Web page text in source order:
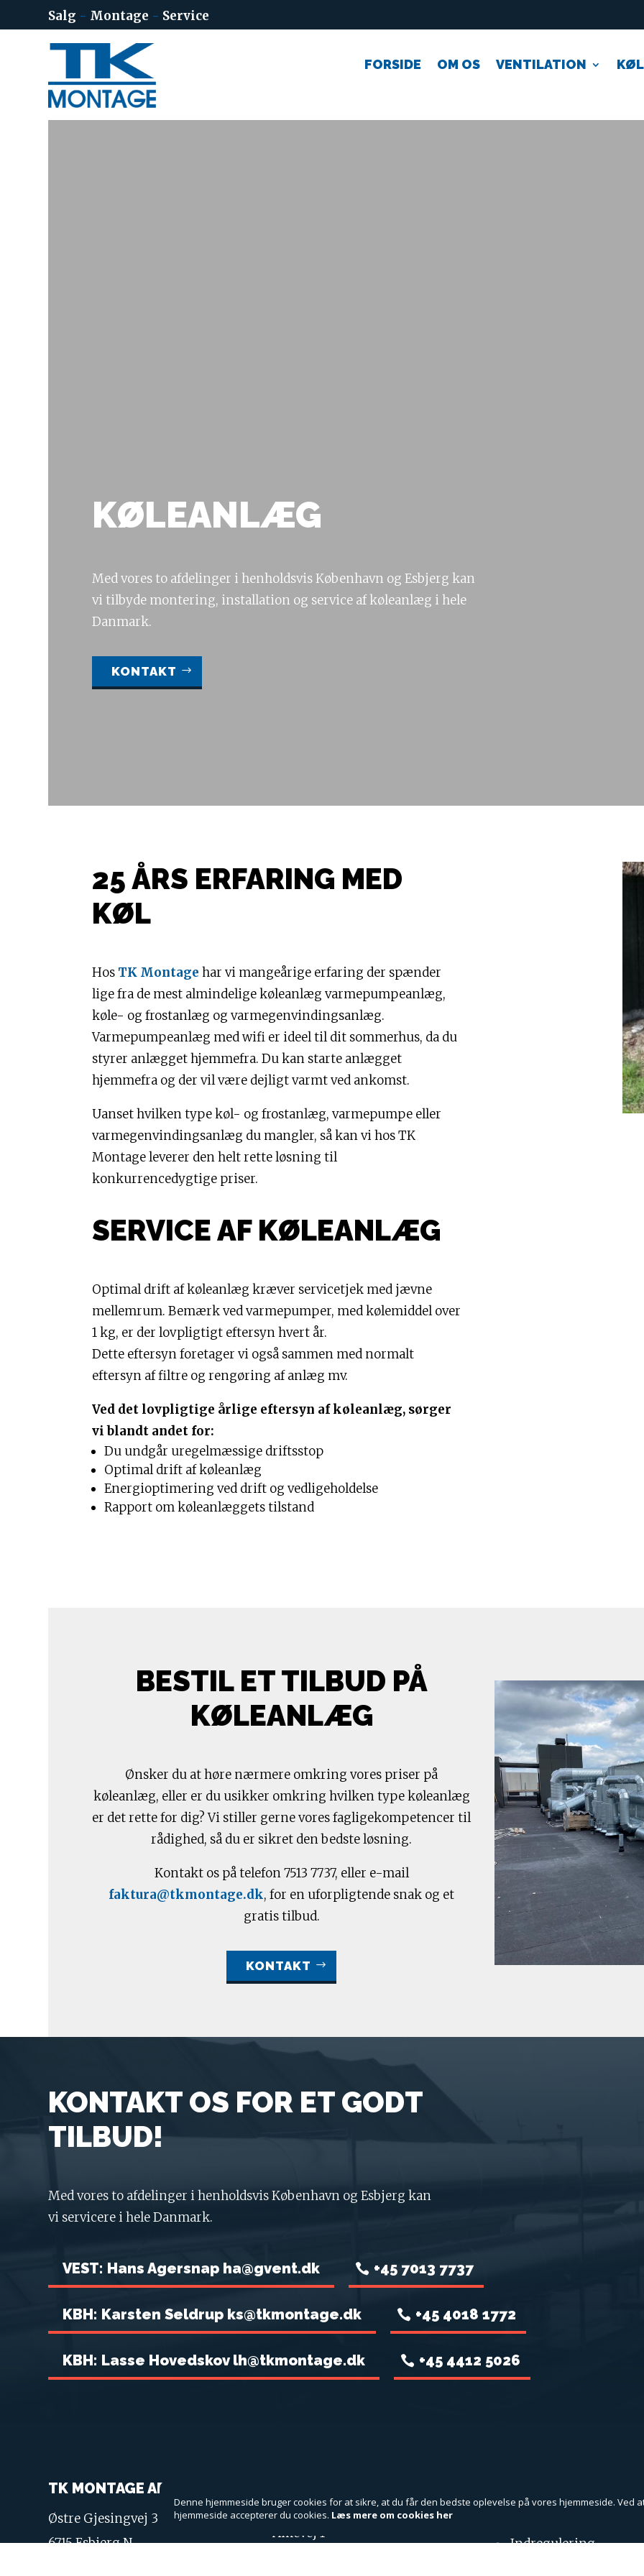
Salg - Montage - Service
FORSIDE OM OS VENTILATION KØL
KØLEANLÆG
Med vores to afdelinger i henholdsvis København og Esbjerg kan
vi tilbyde montering, installation og service af køleanlæg i hele
Danmark.
KONTAKT
25 ÅRS ERFARING MED
KØL
Hos TK Montage har vi mangeårige erfaring der spænder
lige fra de mest almindelige køleanlæg varmepumpeanlæg,
køle- og frostanlæg og varmegenvindingsanlæg.
Varmepumpeanlæg med wifi er ideel til dit sommerhus, da du
styrer anlægget hjemmefra. Du kan starte anlægget
hjemmefra og der vil være dejligt varmt ved ankomst.
Uanset hvilken type køl- og frostanlæg, varmepumpe eller
varmegenvindingsanlæg du mangler, så kan vi hos TK
Montage leverer den helt rette løsning til
konkurrencedygtige priser.
SERVICE AF KØLEANLÆG
Optimal drift af køleanlæg kræver servicetjek med jævne
mellemrum. Bemærk ved varmepumper, med kølemiddel over
1 kg, er der lovpligtigt eftersyn hvert år.
Dette eftersyn foretager vi også sammen med normalt
eftersyn af filtre og rengøring af anlæg mv.
Ved det lovpligtige årlige eftersyn af køleanlæg, sørger
vi blandt andet for:
Du undgår uregelmæssige driftsstop
Optimal drift af køleanlæg
Energioptimering ved drift og vedligeholdelse
Rapport om køleanlæggets tilstand
BESTIL ET TILBUD PÅ
KØLEANLÆG
Ønsker du at høre nærmere omkring vores priser på
køleanlæg, eller er du usikker omkring hvilken type køleanlæg
er det rette for dig? Vi stiller gerne vores fagligekompetencer til
rådighed, så du er sikret den bedste løsning.
Kontakt os på telefon 7513 7737, eller e-mail
faktura@tkmontage.dk, for en uforpligtende snak og et
gratis tilbud.
KONTAKT
KONTAKT OS FOR ET GODT
TILBUD!
Med vores to afdelinger i henholdsvis København og Esbjerg kan
vi servicere i hele Danmark.
VEST: Hans Agersnap ha@gvent.dk +45 7013 7737
KBH: Karsten Seldrup ks@tkmontage.dk +45 4018 1772
KBH: Lasse Hovedskov lh@tkmontage.dk +45 4412 5026
TK MONTAGE APS
Østre Gjesingvej 3
6715 Esbjerg N
GØRDING VENTILATION
Aikevej 1
Indregulering
Denne hjemmeside bruger cookies for at sikre, at du får den bedste oplevelse på vores hjemmeside. Ved
hjemmeside accepterer du cookies. Læs mere om cookies her